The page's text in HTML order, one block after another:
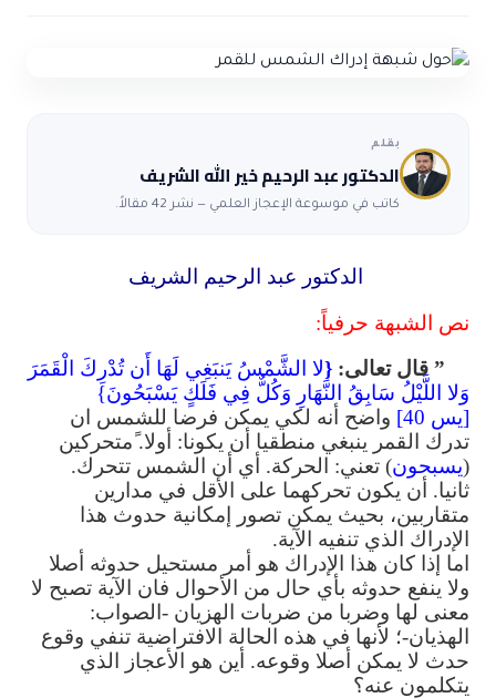
حول السنة
بقلم
الدكتور عبد الرحيم خير الله الشريف
كاتب في موسوعة الإعجاز العلمي — نشر 42 مقالاً.
الدكتور عبد الرحيم الشريف
نص الشبهة حرفياً:
” قال تعالى: {لا الشَّمْسُ يَنبَغِي لَهَا أَن تُدْرِكَ الْقَمَرَ
وَلا اللَّيْلُ سَابِقُ النَّهَارِ وَكُلٌّ فِي فَلَكٍ يَسْبَحُونَ}
[يس 40] واضح أنه لكي يمكن فرضا للشمس ان
تدرك القمر ينبغي منطقيا أن يكونا: أولا.متحركين
(يسبحون) تعني: الحركة. أي أن الشمس تتحرك.
ثانيا. أن يكون تحركهما على الأقل في مدارين
متقاربين، بحيث يمكن تصور إمكانية حدوث هذا
الإدراك الذي تنفيه الآية.
اما إذا كان هذا الإدراك هو أمر مستحيل حدوثه أصلا
ولا ينفع حدوثه بأي حال من الأحوال فان الآية تصبح لا
معنى لها وضربا من ضربات الهزيان -الصواب:
الهذيان-؛ لأنها في هذه الحالة الافتراضية تنفي وقوع
حدث لا يمكن أصلا وقوعه. أين هو الأعجاز الذي
يتكلمون عنه؟